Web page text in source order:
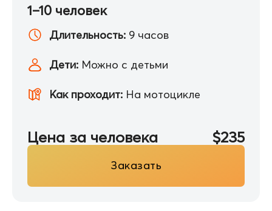
1–10 человек
Длительность: 9 часов
Дети: Можно с детьми
Как проходит: На мотоцикле
Цена за человека $235
Заказать